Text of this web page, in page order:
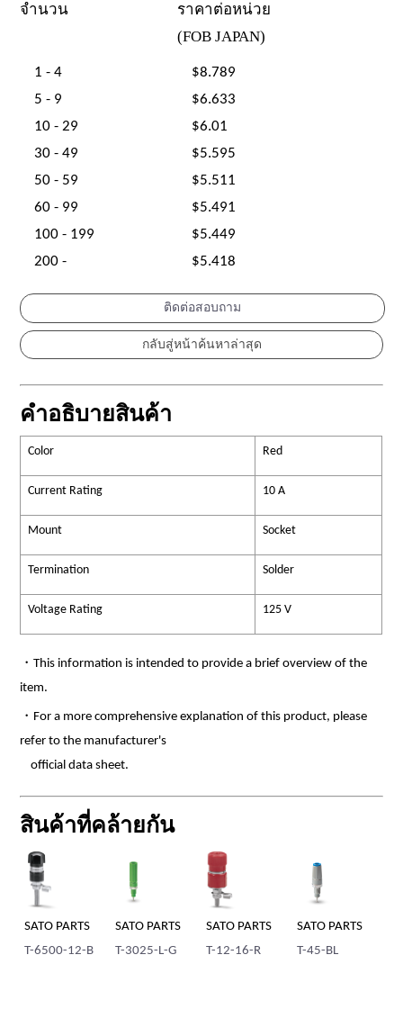
จำนวน
ราคาต่อหน่วย
(FOB JAPAN)
1 - 4
$8.789
5 - 9
$6.633
10 - 29
$6.01
30 - 49
$5.595
50 - 59
$5.511
60 - 99
$5.491
100 - 199
$5.449
200 -
$5.418
ติดต่อสอบถาม
คำอธิบายสินค้า
Color Red
Current Rating 10 A
Mount Socket
Termination Solder
Voltage Rating 125 V
・This information is intended to provide a brief overview of the
item.
・For a more comprehensive explanation of this product, please
refer to the manufacturer's
official data sheet.
สินค้าที่คล้ายกัน
SATO PARTS
T-6500-12-B
SATO PARTS
T-3025-L-G
SATO PARTS
T-12-16-R
SATO PARTS
T-45-BL